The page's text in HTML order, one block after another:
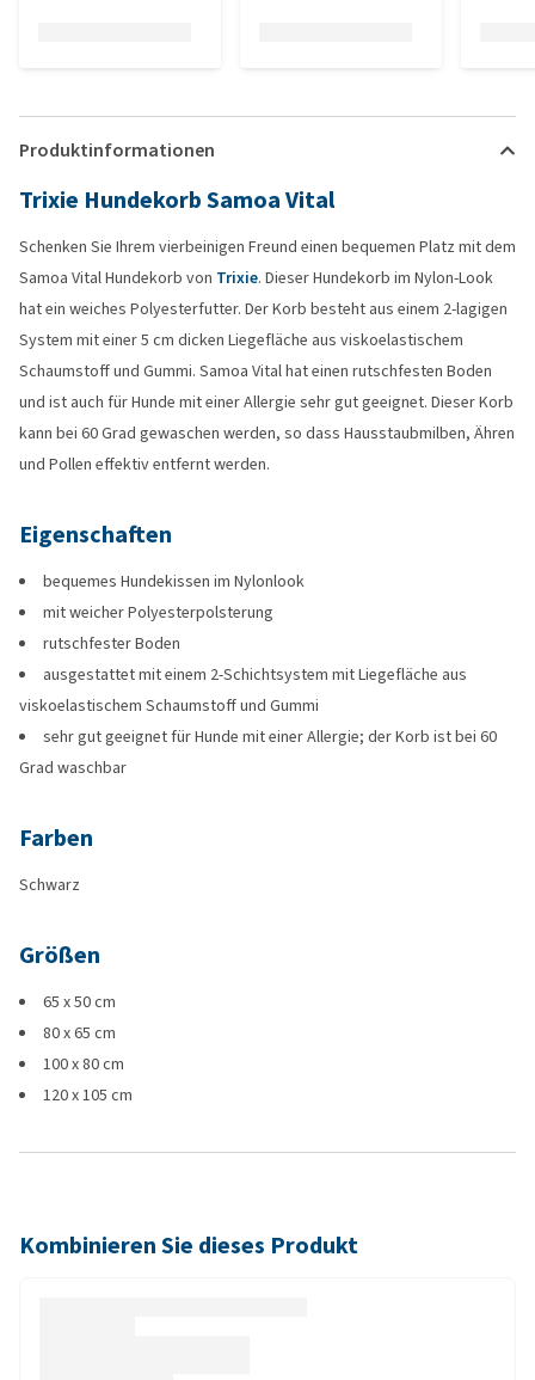
Produktinformationen
Trixie Hundekorb Samoa Vital
Schenken Sie Ihrem vierbeinigen Freund einen bequemen Platz mit dem
Samoa Vital Hundekorb von Trixie. Dieser Hundekorb im Nylon-Look
hat ein weiches Polyesterfutter. Der Korb besteht aus einem 2-lagigen
System mit einer 5 cm dicken Liegefläche aus viskoelastischem
Schaumstoff und Gummi. Samoa Vital hat einen rutschfesten Boden
und ist auch für Hunde mit einer Allergie sehr gut geeignet. Dieser Korb
kann bei 60 Grad gewaschen werden, so dass Hausstaubmilben, Ähren
und Pollen effektiv entfernt werden.
Eigenschaften
bequemes Hundekissen im Nylonlook
mit weicher Polyesterpolsterung
rutschfester Boden
ausgestattet mit einem 2-Schichtsystem mit Liegefläche aus
viskoelastischem Schaumstoff und Gummi
sehr gut geeignet für Hunde mit einer Allergie; der Korb ist bei 60
Grad waschbar
Farben
Schwarz
Größen
65 x 50 cm
80 x 65 cm
100 x 80 cm
120 x 105 cm
Kombinieren Sie dieses Produkt